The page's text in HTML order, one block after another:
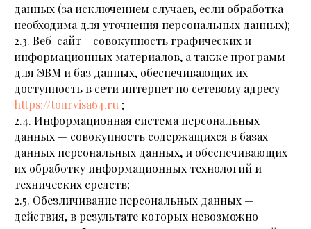
данных (за исключением случаев, если обработка
необходима для уточнения персональных данных);
2.3. Веб-сайт – совокупность графических и
информационных материалов, а также программ
для ЭВМ и баз данных, обеспечивающих их
доступность в сети интернет по сетевому адресу
https://tourvisa64.ru ;
2.4. Информационная система персональных
данных — совокупность содержащихся в базах
данных персональных данных, и обеспечивающих
их обработку информационных технологий и
технических средств;
2.5. Обезличивание персональных данных —
действия, в результате которых невозможно